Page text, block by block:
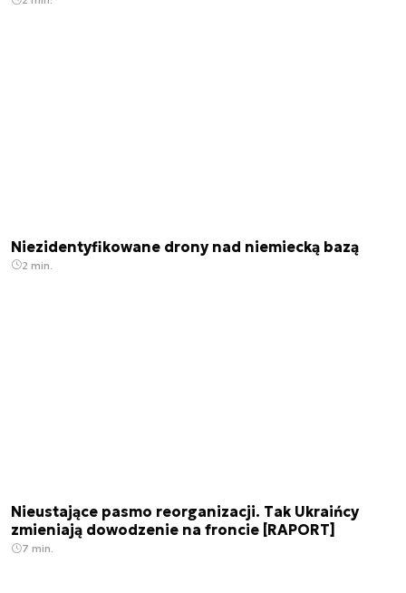
Niezidentyfikowane drony nad niemiecką bazą
2 min.
Nieustające pasmo reorganizacji. Tak Ukraińcy
zmieniają dowodzenie na froncie [RAPORT]
7 min.